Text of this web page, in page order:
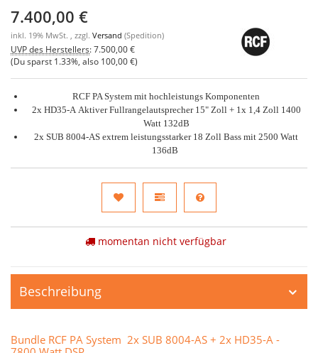
7.400,00 €
inkl. 19% MwSt. , zzgl. Versand (Spedition)
UVP des Herstellers:7.500,00 €
(Du sparst 1.33% , also 100,00 €)
RCF PA System mit hochleistungs Komponenten
2x HD35-A Aktiver Fullrangelautsprecher 15" Zoll + 1x 1,4 Zoll 1400
Watt 132dB
2x SUB 8004-AS extrem leistungsstarker 18 Zoll Bass mit 2500 Watt
136dB
momentan nicht verfügbar
Beschreibung
Bundle RCF PA System 2x SUB 8004-AS + 2x HD35-A -